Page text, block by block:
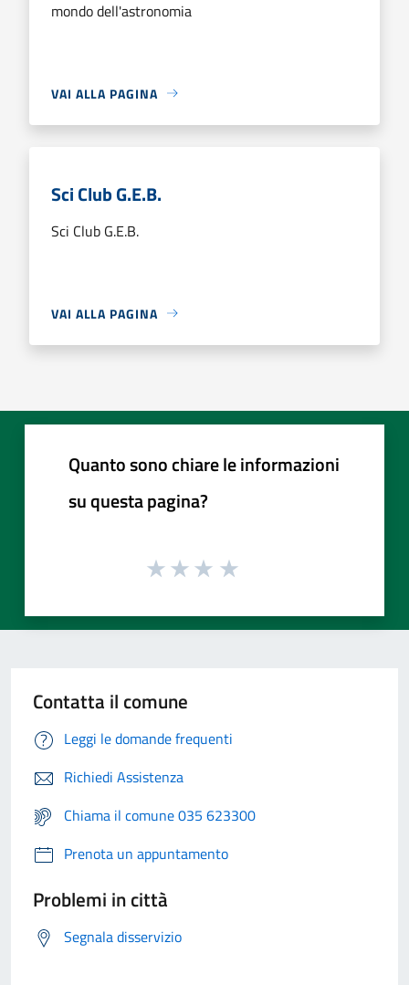
mondo dell'astronomia
VAI ALLA PAGINA
Sci Club G.E.B.
Sci Club G.E.B.
VAI ALLA PAGINA
Quanto sono chiare le informazioni
su questa pagina?
Contatta il comune
Leggi le domande frequenti
Richiedi Assistenza
Chiama il comune 035 623300
Prenota un appuntamento
Problemi in città
Segnala disservizio